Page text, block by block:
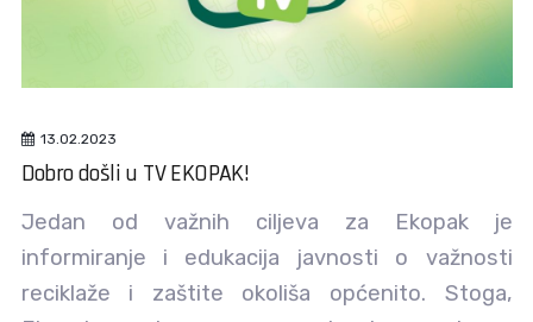
13.02.2023
Dobro došli u TV EKOPAK!
Jedan od važnih ciljeva za Ekopak je
informiranje i edukacija javnosti o važnosti
reciklaže i zaštite okoliša općenito. Stoga,